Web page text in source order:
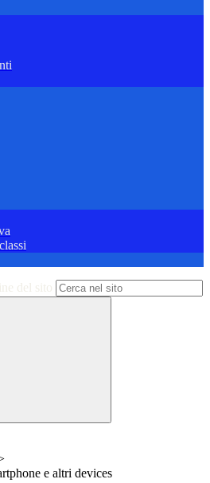
del sito
e altri devices